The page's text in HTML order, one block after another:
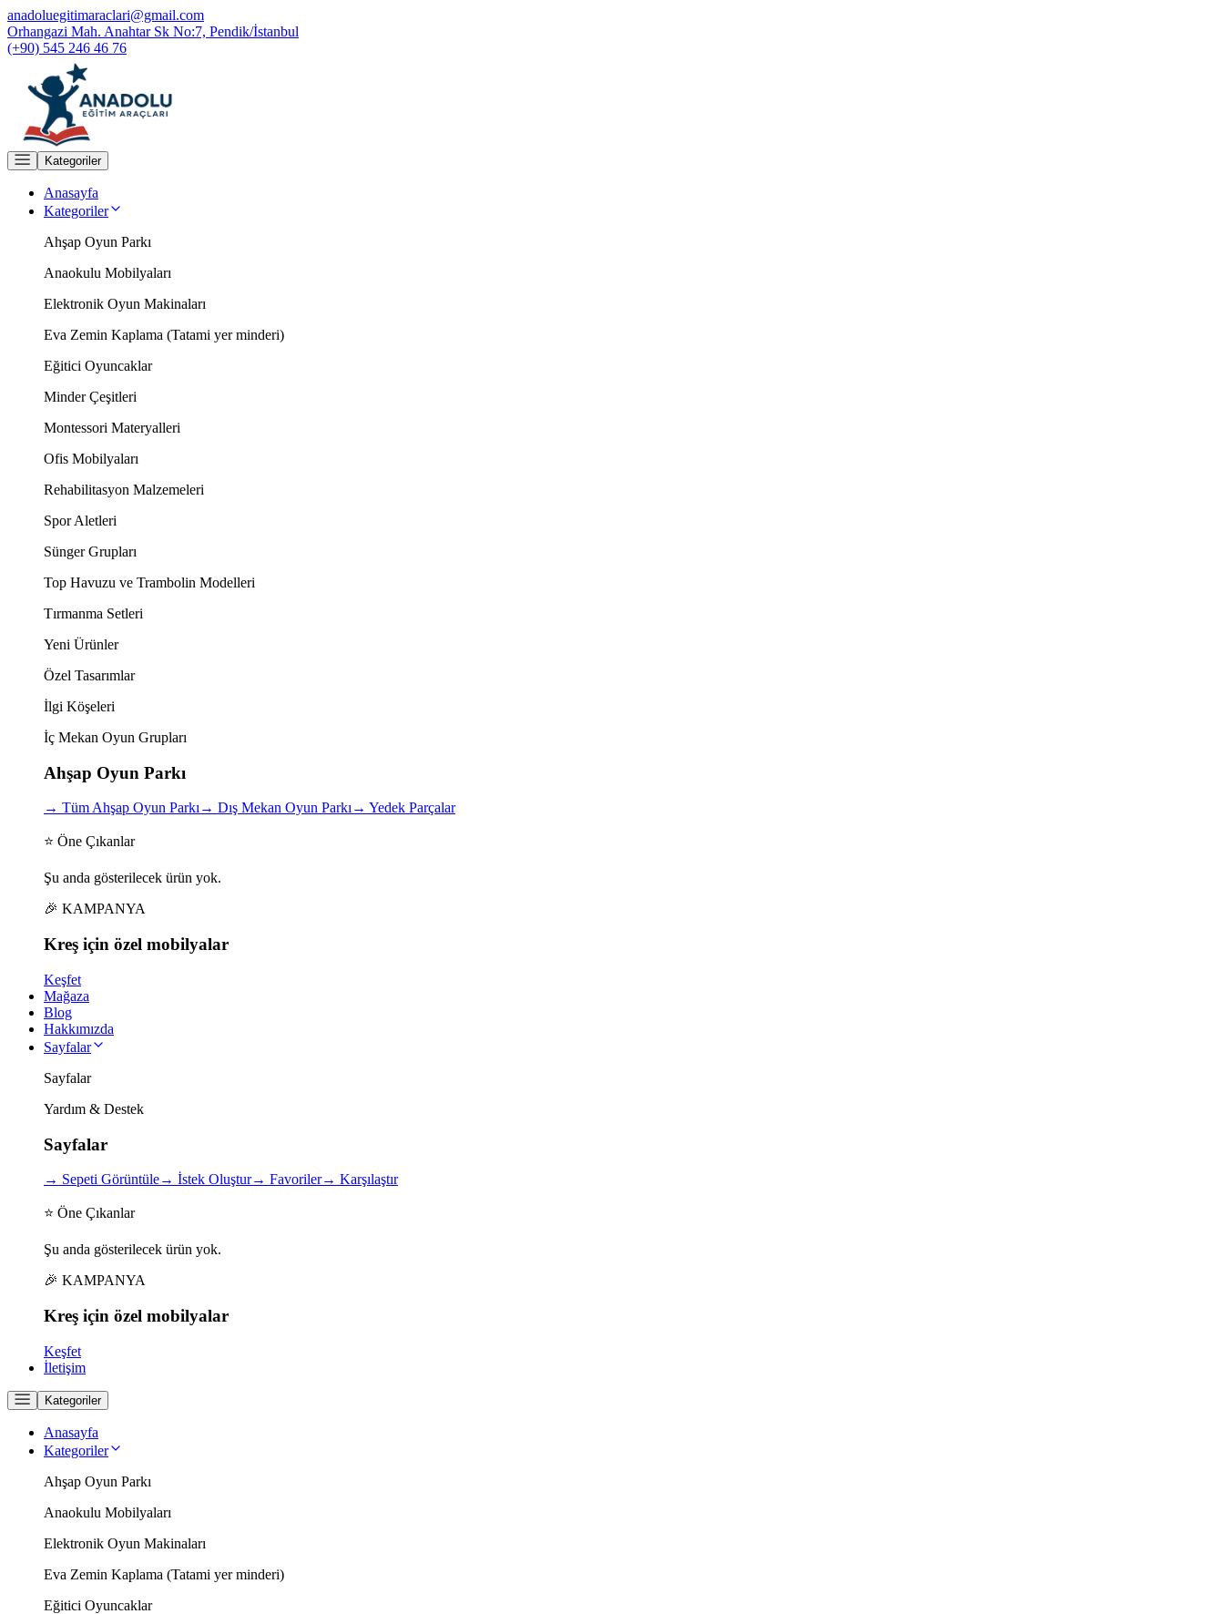
anadoluegitimaraclari@gmail.com
Orhangazi Mah. Anahtar Sk No:7, Pendik/İstanbul
(+90) 545 246 46 76
Kategoriler
Anasayfa
Kategoriler
Ahşap Oyun Parkı
Anaokulu Mobilyaları
Elektronik Oyun Makinaları
Eva Zemin Kaplama (Tatami yer minderi)
Eğitici Oyuncaklar
Minder Çeşitleri
Montessori Materyalleri
Ofis Mobilyaları
Rehabilitasyon Malzemeleri
Spor Aletleri
Sünger Grupları
Top Havuzu ve Trambolin Modelleri
Tırmanma Setleri
Yeni Ürünler
Özel Tasarımlar
İlgi Köşeleri
İç Mekan Oyun Grupları
Ahşap Oyun Parkı
→ Tüm Ahşap Oyun Parkı→ Dış Mekan Oyun Parkı→ Yedek Parçalar
⭐ Öne Çıkanlar
Şu anda gösterilecek ürün yok.
🎉 KAMPANYA
Kreş için özel mobilyalar
Keşfet
Mağaza
Blog
Hakkımızda
Sayfalar
Sayfalar
Yardım & Destek
Sayfalar
→ Sepeti Görüntüle→ İstek Oluştur→ Favoriler→ Karşılaştır
⭐ Öne Çıkanlar
Şu anda gösterilecek ürün yok.
🎉 KAMPANYA
Kreş için özel mobilyalar
Keşfet
İletişim
Kategoriler
Anasayfa
Kategoriler
Ahşap Oyun Parkı
Anaokulu Mobilyaları
Elektronik Oyun Makinaları
Eva Zemin Kaplama (Tatami yer minderi)
Eğitici Oyuncaklar